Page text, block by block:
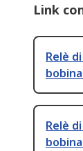
Link
Relè
Relè